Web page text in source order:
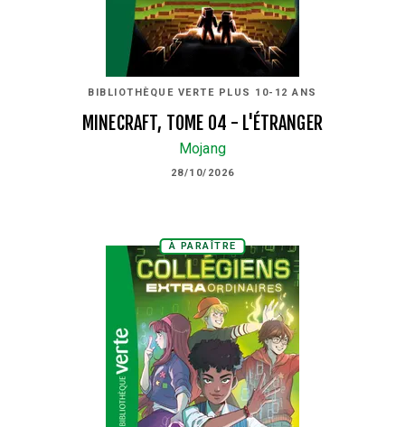
BIBLIOTHÈQUE VERTE PLUS 10-12 ANS
MINECRAFT, TOME 04 - L'ÉTRANGER
Mojang
28/10/2026
À PARAÎTRE